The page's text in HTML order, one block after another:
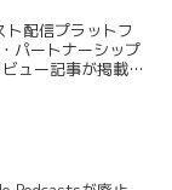
配信プラットフ
パートナーシップ
ュー記事が掲載さ